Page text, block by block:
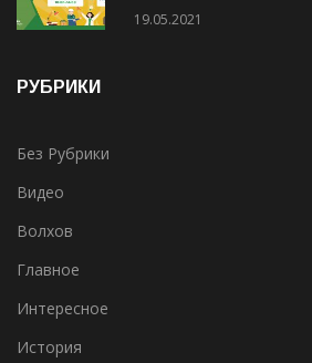
19.05.2021
РУБРИКИ
Без Рубрики
Видео
Волхов
Главное
Интересное
История